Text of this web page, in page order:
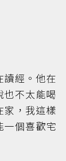
經。他在
不太能喝
家，我這樣
個喜歡宅